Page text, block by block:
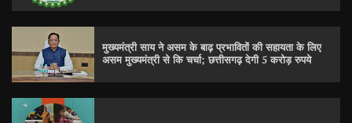
मुख्यमंत्री साय ने असम के बाढ़ प्रभावितों की सहायता के लिए
असम मुख्यमंत्री से कि चर्चा; छत्तीसगढ़ देगी 5 करोड़ रुपये